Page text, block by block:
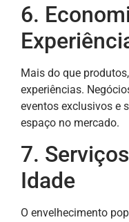
6.
Mais do que
experiências.
eventos exclusivos e
espaço no mercado.
7.
Idade
O envelhecimento